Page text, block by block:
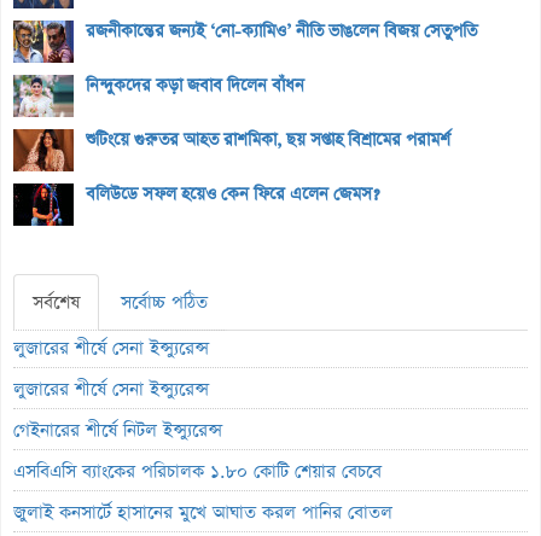
রজনীকান্তের জন্যই ‘নো-ক্যামিও’ নীতি ভাঙলেন বিজয় সেতুপতি
নিন্দুকদের কড়া জবাব দিলেন বাঁধন
শুটিংয়ে গুরুতর আহত রাশমিকা, ছয় সপ্তাহ বিশ্রামের পরামর্শ
বলিউডে সফল হয়েও কেন ফিরে এলেন জেমস?
সর্বশেষ
সর্বোচ্চ পঠিত
লুজারের শীর্ষে সেনা ইন্স্যুরেন্স
লুজারের শীর্ষে সেনা ইন্স্যুরেন্স
গেইনারের শীর্ষে নিটল ইন্স্যুরেন্স
এসবিএসি ব্যাংকের পরিচালক ১.৮০ কোটি শেয়ার বেচবে
জুলাই কনসার্টে হাসানের মুখে আঘাত করল পানির বোতল